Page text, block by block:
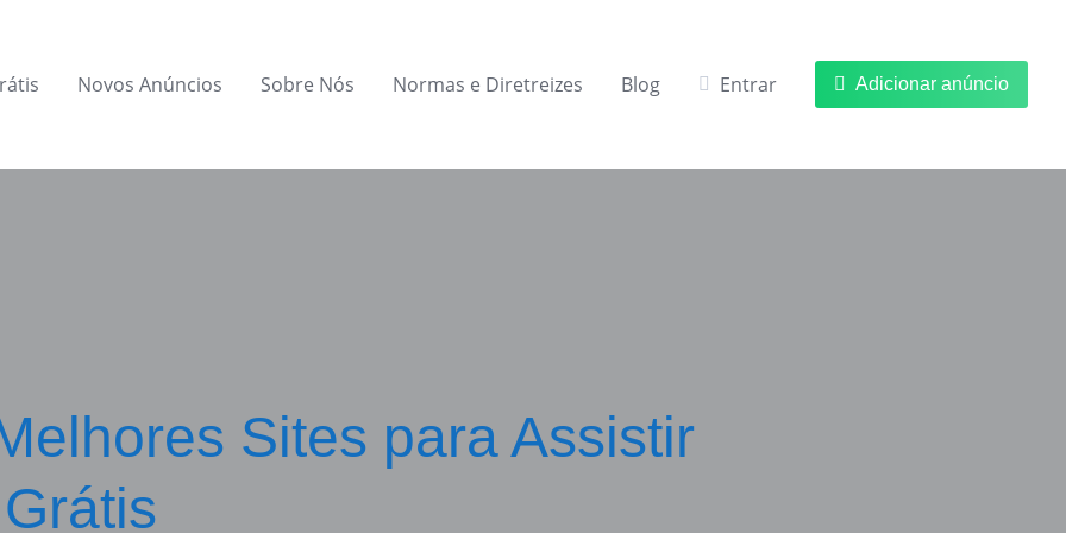
Novos Anúncios Sobre Nós Normas e Diretreizes Blog Entrar Adicionar anúncio
Sites para Assistir